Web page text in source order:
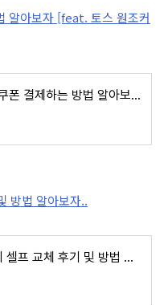
알아보자 [feat. 토스 원조커
빽다방 키오스크 쿠폰 결제하는 방법 알아보자 [feat. 토스 원조커피 브랜드콘]
방법 알아보자..
다이소 1구 스위치 셀프 교체 후기 및 방법 알아보자..